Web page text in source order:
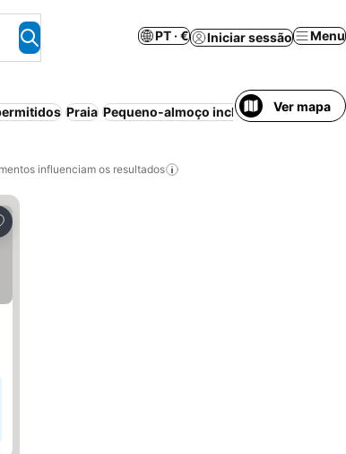
PT · € Iniciar sessão Menu
Praia Pequeno-almoço incluído Pensão
Ver mapa
influenciam os resultados
aos favoritos